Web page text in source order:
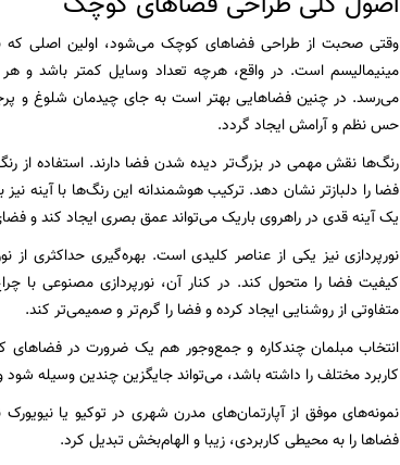
وقتی صحبت از طراحی فضاهای کوچک می‌شود، اولین اصلی که
مینیمالیسم است. در واقع، هرچه تعداد وسایل کمتر باشد و
می‌رسد. در چنین فضاهایی بهتر است به جای چیدمان شلوغ و
حس نظم و آرامش ایجاد گردد.
رنگ‌ها نقش مهمی در بزرگ‌تر دیده شدن فضا دارند. استفاده از
فضا را دلبازتر نشان دهد. ترکیب هوشمندانه این رنگ‌ها با
یک آینه قدی در راهروی باریک می‌تواند عمق بصری ایجاد کند و
نورپردازی نیز یکی از عناصر کلیدی است. بهره‌گیری حداکثری از
کیفیت فضا را متحول کند. در کنار آن، نورپردازی مصنوعی با
متفاوتی از روشنایی ایجاد کرده و فضا را گرم‌تر و صمیمی‌تر کند.
انتخاب مبلمان چندکاره و جمع‌وجور هم یک ضرورت در
کاربرد مختلف را داشته باشد، می‌تواند جایگزین چندین وسیله شود
نمونه‌های موفق از آپارتمان‌های مدرن شهری در توکیو یا
فضاها را به محیطی کاربردی، زیبا و الهام‌بخش تبدیل کرد.